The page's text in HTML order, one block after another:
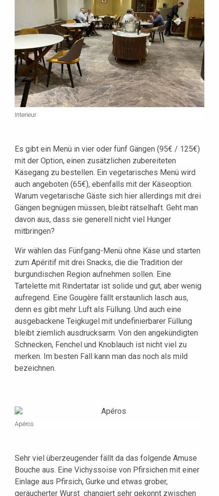
Interieur
Es gibt ein Menü in vier oder fünf Gängen (95€ / 125€)
mit der Option, einen zusätzlichen zubereiteten
Käsegang zu bestellen. Ein vegetarisches Menü wird
auch angeboten (65€), ebenfalls mit der Käseoption.
Warum vegetarische Gäste sich hier allerdings mit drei
Gängen begnügen müssen, bleibt rätselhaft. Geht man
davon aus, dass sie generell nicht viel Hunger
mitbringen?
Wir wählen das Fünfgang-Menü ohne Käse und starten
zum Apéritif mit drei Snacks, die die Tradition der
burgundischen Region aufnehmen sollen. Eine
Tartelette mit Rindertatar ist solide und gut, aber wenig
aufregend. Eine Gougère fällt erstaunlich lasch aus,
denn es gibt mehr Luft als Füllung. Und auch eine
ausgebackene Teigkugel mit undefinierbarer Füllung
bleibt ziemlich ausdrucksarm. Von den angekündigten
Schnecken, Fenchel und Knoblauch ist nicht viel zu
merken. Im besten Fall kann man das noch als mild
bezeichnen.
Apéros
Sehr viel überzeugender fällt da das folgende Amuse
Bouche aus. Eine Vichyssoise von Pfirsichen mit einer
Einlage aus Pfirsich, Gurke und etwas grober,
geräucherter Wurst changiert sehr gekonnt zwischen